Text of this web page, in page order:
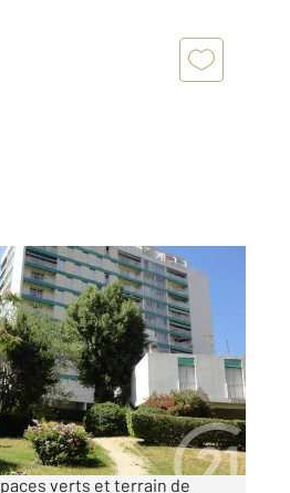
à vendre
€
paisible et
verts et terrain de